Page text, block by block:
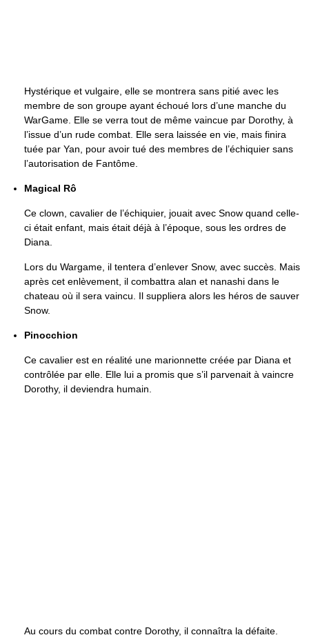
Hystérique et vulgaire, elle se montrera sans pitié avec les
membre de son groupe ayant échoué lors d’une manche du
WarGame. Elle se verra tout de même vaincue par Dorothy, à
l’issue d’un rude combat. Elle sera laissée en vie, mais finira
tuée par Yan, pour avoir tué des membres de l’échiquier sans
l’autorisation de Fantôme.
Magical Rô
Ce clown, cavalier de l’échiquier, jouait avec Snow quand celle-
ci était enfant, mais était déjà à l’époque, sous les ordres de
Diana.
Lors du Wargame, il tentera d’enlever Snow, avec succès. Mais
après cet enlèvement, il combattra alan et nanashi dans le
chateau où il sera vaincu. Il suppliera alors les héros de sauver
Snow.
Pinocchion
Ce cavalier est en réalité une marionnette créée par Diana et
contrôlée par elle. Elle lui a promis que s’il parvenait à vaincre
Dorothy, il deviendra humain.
Au cours du combat contre Dorothy, il connaîtra la défaite.